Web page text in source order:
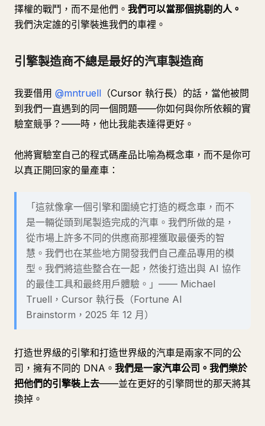
擇權的戰鬥，而不是他們。 我們可以當那個挑剔的人。
我們決定誰的引擎裝進我們的車裡。
引擎製造商不總是最好的汽車製造商
我要借用 @mntruell （Cursor 執行長）的話，當他被問
到我們一直遇到的同一個問題——你如何與你所依賴的實
驗室競爭？——時，他比我能表達得更好。
他將實驗室自己的程式碼產品比喻為概念車，而不是你可
以真正開回家的量產車：
「這就像拿一個引擎和圍繞它打造的概念車，而不
是一輛從頭到尾製造完成的汽車。我們所做的是，
從市場上許多不同的供應商那裡獲取最優秀的智
慧。我們也在某些地方開發我們自己產品專用的模
型。我們將這些整合在一起，然後打造出與 AI 協作
的最佳工具和最終用戶體驗。」—— Michael
Truell，Cursor 執行長（Fortune AI
Brainstorm，2025 年 12 月）
打造世界級的引擎和打造世界級的汽車是兩家不同的公
司，擁有不同的 DNA。 我們是一家汽車公司。我們樂於
把他們的引擎裝上去——並在更好的引擎問世的那天將其
換掉。